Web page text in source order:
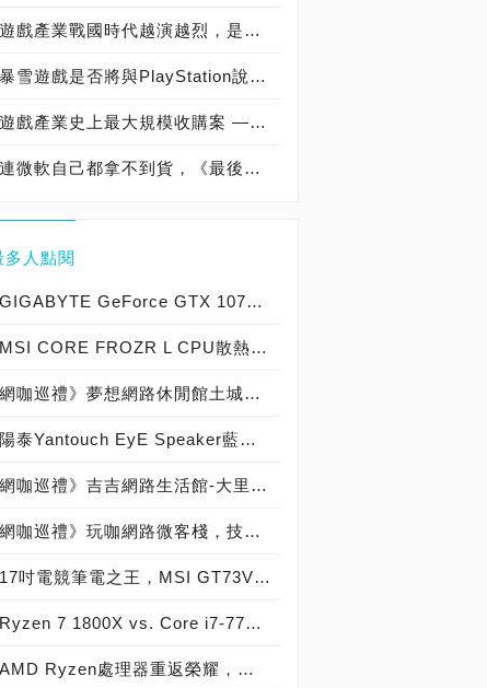
遊戲產業戰國時代越演越烈，是統一還是持續割據？回顧遊戲產業史上10大鉅額收購案
暴雪遊戲是否將與PlayStation說分手？Sony：「微軟應該還是會讓動視暴雪維持多平台運作」
遊戲產業史上最大規模收購案 — 微軟以687億美元收購動視暴雪，暴雪還能重返榮耀嗎？
連微軟自己都拿不到貨，《最後一戰：無限》系列賽搬出「Xbox Series X 開發機」救火
多人點閱
GIGABYTE GeForce GTX 1070 Xtreme Gaming實測開箱，電競級顯示卡中的頂尖之作！
MSI CORE FROZR L CPU散熱器實測開箱，微星電競產品再添新兵
網咖巡禮》夢想網路休閒館土城店，引進GeForce GTX 1080，網咖遊戲對戰不卡頓！
陽泰Yantouch EyE Speaker藍牙喇叭實測開箱，兼顧時尚與光氛特效揚聲器頂尖之作！
網咖巡禮》吉吉網路生活館-大里店，台中市最威的49吋六核水冷桌機網咖電競館！
網咖巡禮》玩咖網路微客棧，技嘉XG認證中壢複合式休閒網咖！
17吋電競筆電之王，MSI GT73VR 6RF TITAN PRO重裝上陣！
Ryzen 7 1800X vs. Core i7-7700K vs. Core i7-6950X Extreme效能大車拼，AMD八核心銳龍戰神與Intel十核心愛妻之王跑分實測！
AMD Ryzen處理器重返榮耀，美國舊金山發表會現場直擊！